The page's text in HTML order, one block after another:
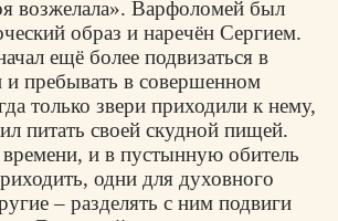
возжелала». Варфоломей был
образ и наречён Сергием.
ещё более подвизаться в
пребывать в совершенном
только звери приходили к нему,
питать своей скудной пищей.
и в пустынную обитель
одни для духовного
– разделять с ним подвиги